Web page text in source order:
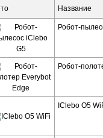
Название
Робот-
Робот-
IClebo O5